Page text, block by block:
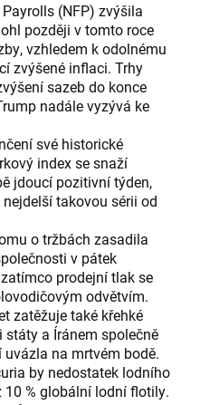
(NFP) zvýšila
později v tomto roce
vzhledem k odolnému
zvýšené inflaci. Trhy
sazeb do konce
nadále vyzývá ke
své historické
index se snaží
jdoucí pozitivní týden,
takovou sérii od
o tržbách zasadila
v pátek
prodejní tlak se
odvětvím.
zatěžuje také křehké
a Íránem společně
na mrtvém bodě.
by nedostatek lodního
% globální lodní flotily.